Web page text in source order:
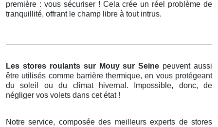
première : vous sécuriser ! Cela crée un réel problème de
tranquillité, offrant le champ libre à tout intrus.
Les stores roulants sur Mouy sur Seine peuvent aussi
être utilisés comme barrière thermique, en vous protégeant
du soleil ou du climat hivernal. Impossible, donc, de
négliger vos volets dans cet état !
Notre service, composée des meilleurs experts de stores